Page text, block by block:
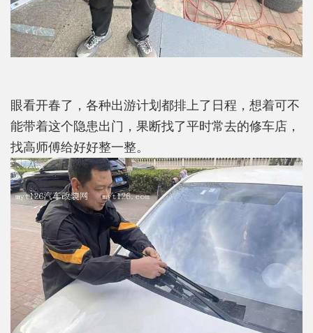
眼看开春了，各种出游计划都排上了日程，想着可不
能带着这个隐患出门，果断找了平时常去的修车店，
找高师傅给好好整一整。